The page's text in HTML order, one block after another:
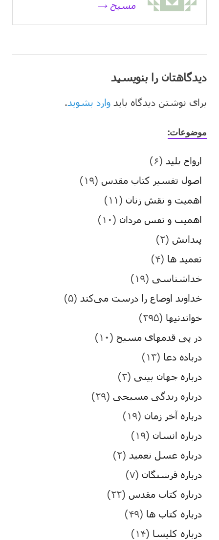
مسیح →
دیدگاهتان را بنویسید
برای نوشتن دیدگاه باید وارد بشوید.
موضوعات:
ارواح پلید (۶)
اصول تفسیر کتاب مقدس (۱۹)
اهمیت و نقش زنان (۱۱)
اهمیت و نقش مردان (۱۰)
پیدایش (۲)
تعمید ها (۴)
خداشناسی (۱۹)
خداوند اوضاع را درست می‌کند (۵)
خواندنیها (۲۹۵)
در پی قدمهای مسیح (۱۰)
درباده دعا (۱۳)
درباره جهان بینی (۳)
درباره زندگی مسیحی (۲۹)
درباره آخر زمان (۱۹)
درباره انسان (۱۹)
درباره غسل تعمید (۲)
درباره فرشتگان (۷)
درباره کتاب مقدس (۲۲)
درباره کتاب ها (۴۹)
درباره کلیسا (۱۴)